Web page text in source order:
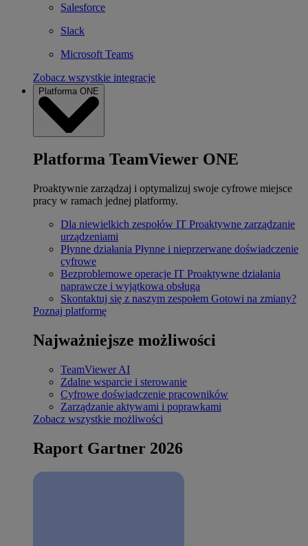
Salesforce
Slack
Microsoft Teams
Zobacz wszystkie integracje
Platforma ONE
Platforma TeamViewer ONE
Proaktywnie zarządzaj i optymalizuj swoje cyfrowe miejsce
pracy w ramach jednej platformy.
Dla niewielkich zespołów IT Proaktywne zarządzanie
urządzeniami
Płynne działania Płynne i nieprzerwane doświadczenie
cyfrowe
Bezproblemowe operacje IT Proaktywne działania
naprawcze i wyjątkowa obsługa
Skontaktuj się z naszym zespołem Gotowi na zmiany?
Poznaj platformę
Najważniejsze możliwości
TeamViewer AI
Zdalne wsparcie i sterowanie
Cyfrowe doświadczenie pracowników
Zarządzanie aktywami i poprawkami
Zobacz wszystkie możliwości
Raport Gartner 2026